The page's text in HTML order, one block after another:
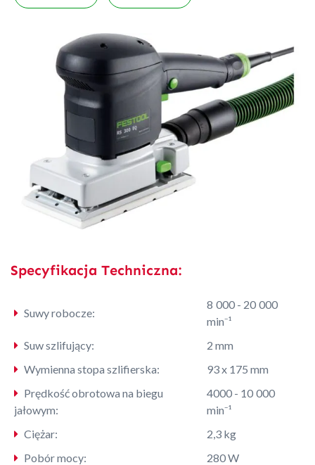
Specyfikacja Techniczna:
Suwy robocze:
8 000 - 20 000
min⁻¹
Suw szlifujący:
2 mm
Wymienna stopa szlifierska:
93 x 175 mm
Prędkość obrotowa na biegu
jałowym:
4000 - 10 000
min⁻¹
Ciężar:
2,3 kg
Pobór mocy:
280 W